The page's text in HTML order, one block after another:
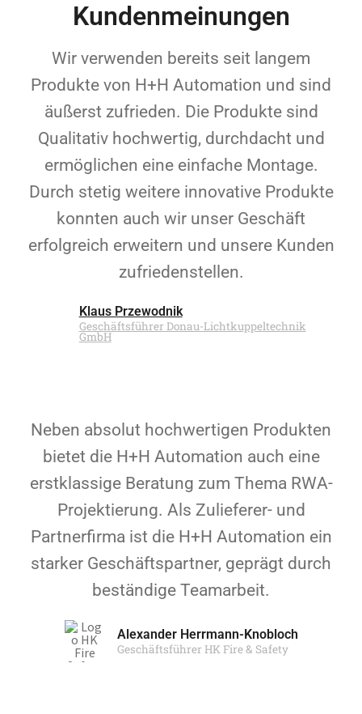
Kundenmeinungen
Wir verwenden bereits seit langem
Produkte von H+H Automation und sind
äußerst zufrieden. Die Produkte sind
Qualitativ hochwertig, durchdacht und
ermöglichen eine einfache Montage.
Durch stetig weitere innovative Produkte
konnten auch wir unser Geschäft
erfolgreich erweitern und unsere Kunden
zufriedenstellen.
Klaus Przewodnik
Geschäftsführer Donau-Lichtkuppeltechnik
GmbH
Neben absolut hochwertigen Produkten
bietet die H+H Automation auch eine
erstklassige Beratung zum Thema RWA-
Projektierung. Als Zulieferer- und
Partnerfirma ist die H+H Automation ein
starker Geschäftspartner, geprägt durch
beständige Teamarbeit.
Alexander Herrmann-Knobloch
Geschäftsführer HK Fire & Safety